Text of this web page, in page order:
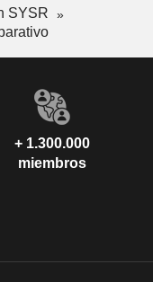
SYSR
+ 1.300.000
miembros